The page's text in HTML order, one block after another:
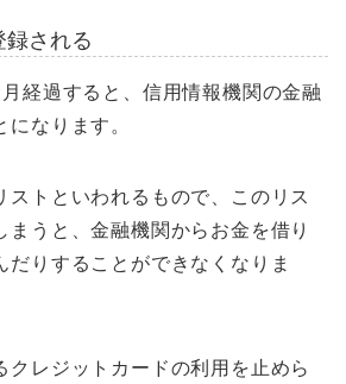
される
経過すると、信用情報機関の金融
なります。
ストといわれるもので、このリス
まうと、金融機関からお金を借り
だりすることができなくなりま
クレジットカードの利用を止めら